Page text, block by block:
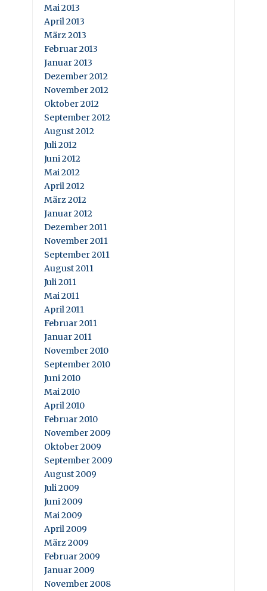
Mai 2013
April 2013
März 2013
Februar 2013
Januar 2013
Dezember 2012
November 2012
Oktober 2012
September 2012
August 2012
Juli 2012
Juni 2012
Mai 2012
April 2012
März 2012
Januar 2012
Dezember 2011
November 2011
September 2011
August 2011
Juli 2011
Mai 2011
April 2011
Februar 2011
Januar 2011
November 2010
September 2010
Juni 2010
Mai 2010
April 2010
Februar 2010
November 2009
Oktober 2009
September 2009
August 2009
Juli 2009
Juni 2009
Mai 2009
April 2009
März 2009
Februar 2009
Januar 2009
November 2008